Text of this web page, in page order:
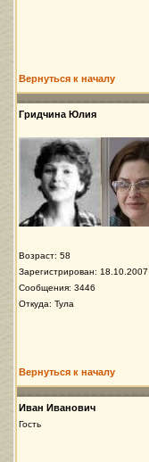
Вернуться к началу
Гридчина Юлия
Возраст: 58
Зарегистрирован: 18.10.2007
Сообщения: 3446
Откуда: Тула
Вернуться к началу
Иван Иванович
Гость